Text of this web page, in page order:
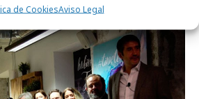
de CookiesAviso Legal